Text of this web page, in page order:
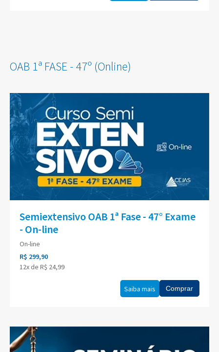
OAB 1ª FASE - 47º (Online)
Semiextensivo OAB 1ª Fase - 47° Exame
- On-line
On-line
R$ 299,90
12x de R$ 24,99
Saiba mais Comprar